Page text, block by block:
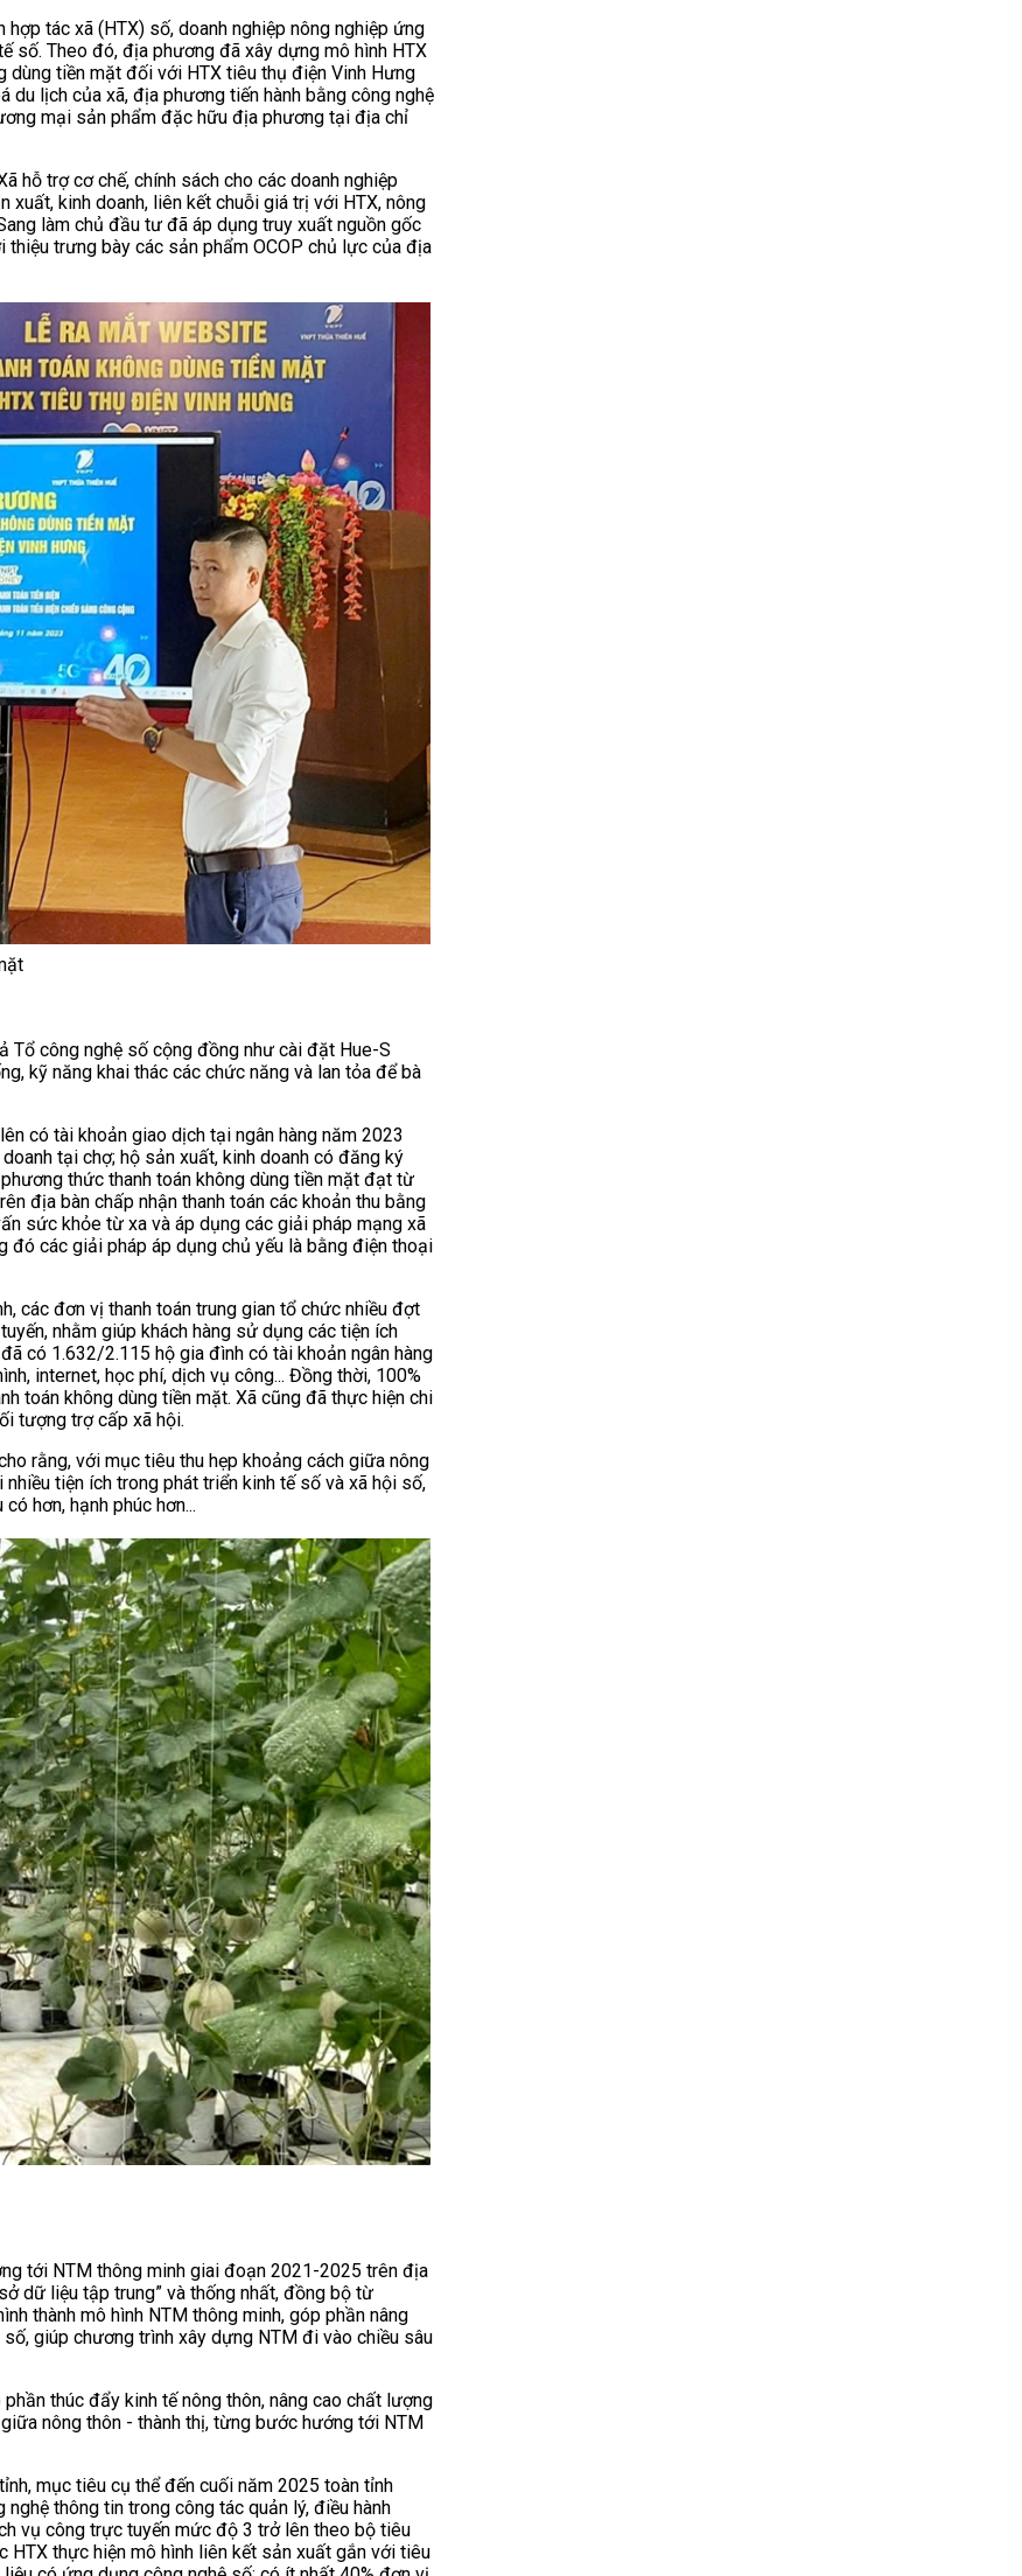
tác xã (HTX) số, doanh nghiệp nông nghiệp ứng
số. Theo đó, địa phương đã xây dựng mô hình HTX
tiền mặt đối với HTX tiêu thụ điện Vinh Hưng
lịch của xã, địa phương tiến hành bằng công nghệ
mại sản phẩm đặc hữu địa phương tại địa chỉ
hỗ trợ cơ chế, chính sách cho các doanh nghiệp
kinh doanh, liên kết chuỗi giá trị với HTX, nông
làm chủ đầu tư đã áp dụng truy xuất nguồn gốc
trưng bày các sản phẩm OCOP chủ lực của địa
Tổ công nghệ số cộng đồng như cài đặt Hue-S
kỹ năng khai thác các chức năng và lan tỏa để bà
có tài khoản giao dịch tại ngân hàng năm 2023
tại chợ; hộ sản xuất, kinh doanh có đăng ký
thức thanh toán không dùng tiền mặt đạt từ
địa bàn chấp nhận thanh toán các khoản thu bằng
sức khỏe từ xa và áp dụng các giải pháp mạng xã
đó các giải pháp áp dụng chủ yếu là bằng điện thoại
các đơn vị thanh toán trung gian tổ chức nhiều đợt
nhằm giúp khách hàng sử dụng các tiện ích
có 1.632/2.115 hộ gia đình có tài khoản ngân hàng
internet, học phí, dịch vụ công... Đồng thời, 100%
toán không dùng tiền mặt. Xã cũng đã thực hiện chi
tượng trợ cấp xã hội.
rằng, với mục tiêu thu hẹp khoảng cách giữa nông
tiện ích trong phát triển kinh tế số và xã hội số,
hơn, hạnh phúc hơn...
tới NTM thông minh giai đoạn 2021-2025 trên địa
dữ liệu tập trung” và thống nhất, đồng bộ từ
thành mô hình NTM thông minh, góp phần nâng
giúp chương trình xây dựng NTM đi vào chiều sâu
thúc đẩy kinh tế nông thôn, nâng cao chất lượng
nông thôn - thành thị, từng bước hướng tới NTM
mục tiêu cụ thể đến cuối năm 2025 toàn tỉnh
thông tin trong công tác quản lý, điều hành
vụ công trực tuyến mức độ 3 trở lên theo bộ tiêu
HTX thực hiện mô hình liên kết sản xuất gắn với tiêu